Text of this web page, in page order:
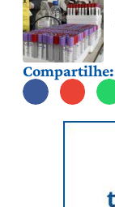
Compartilhe: